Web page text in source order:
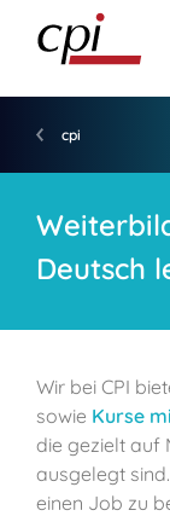
cpi
Deutsch
Wir bei CPI
sowie Kurse
die gezielt auf
ausgelegt
einen Job zu